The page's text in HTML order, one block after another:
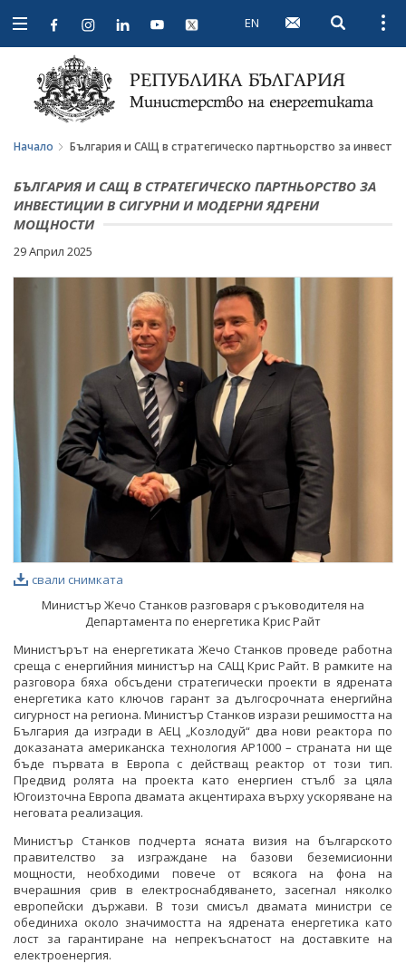
Open
navigation
EN Open
Начало България и САЩ в стратегическо партньорство за
БЪЛГАРИЯ И САЩ В СТРАТЕГИЧЕСКО ПАРТНЬОРСТВО ЗА
ИНВЕСТИЦИИ В СИГУРНИ И МОДЕРНИ ЯДРЕНИ
МОЩНОСТИ
29 Април 2025
свали снимката
Министър Жечо Станков разговаря с ръководителя на
Департамента по енергетика Крис Райт
Министърът на енергетиката Жечо Станков проведе работна
среща с енергийния министър на САЩ Крис Райт. В рамките на
разговора бяха обсъдени стратегически проекти в ядрената
енергетика като ключов гарант за дългосрочната енергийна
сигурност на региона. Министър Станков изрази решимостта на
България да изгради в АЕЦ „Козлодуй“ два нови реактора по
доказаната американска технология AP1000 – страната ни ще
бъде първата в Европа с действащ реактор от този тип.
Предвид ролята на проекта като енергиен стълб за цяла
Югоизточна Европа двамата акцентираха върху ускоряване на
неговата реализация.
Министър Станков подчерта ясната визия на българското
правителство за изграждане на базови беземисионни
мощности, необходими повече от всякога на фона на
вчерашния срив в електроснабдяването, засегнал няколко
европейски държави. В този смисъл двамата министри се
обединиха около значимостта на ядрената енергетика като
лост за гарантиране на непрекъснатост на доставките на
електроенергия.